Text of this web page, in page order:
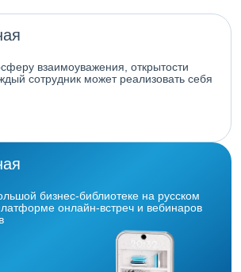
взаимоуважения, открытости
сотрудник может реализовать себя
бизнес-библиотеке на русском
онлайн-встреч и вебинаров